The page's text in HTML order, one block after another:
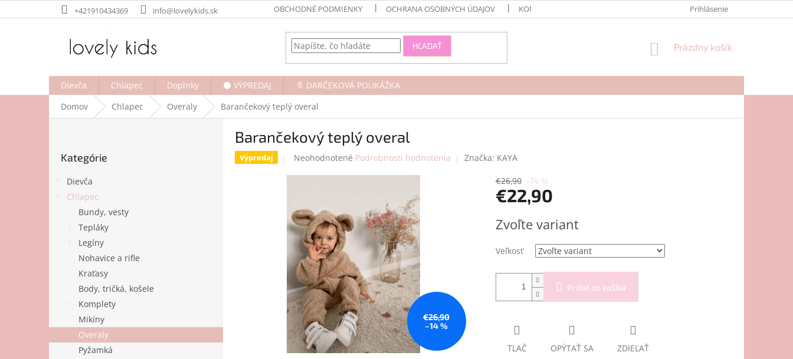
na
+421910434369 info@lovelykids.sk OBCHODNÉ PODMIENKY OCHRANA OSOBNÝCH ÚDAJOV KONTAKTY Prihlásenie
HĽADAŤ
NÁKUPNÝ
Prázdny košík
Dievča Chlapec Doplnky ⚫ VÝPREDAJ
🔖 DARČEKOVÁ POUKÁŽKA
Domov
Chlapec Overaly Barančekový teplý overal
kategórie
Kategórie
Dievča
Chlapec
Bundy, vesty
Tepláky
Legíny
Nohavice a rifle
Kraťasy
Body, tričká, košele
Komplety
Mikiny
Overaly
Pyžamká
Barančekový teplý overal
Výpredaj
Priemerné
z
5
hviezdičiek.
Neohodnotené Podrobnosti hodnotenia Značka: KAYA
€26,90
–14 %
€26,90 –14 %
€22,90
cena:
Zvoľte variant
Veľkosť
Pridať do košíka
TLAČ OPÝTAŤ SA ZDIEĽAŤ